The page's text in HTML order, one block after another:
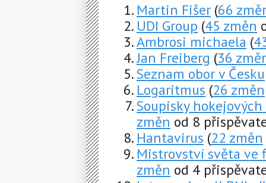
Martin Fišer (66
UDI Group (45 změn
Ambrosi michaela (
Jan Freiberg (36
Seznam obor v Česku
Logaritmus (26 změn
Soupisky
změn od 8
Hantavirus (22 změn
Mistrovství světa ve
změn od 4